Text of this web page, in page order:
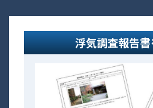
浮気調査報告